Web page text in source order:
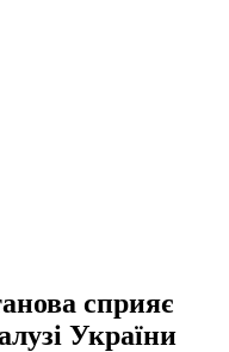
сприяє
України